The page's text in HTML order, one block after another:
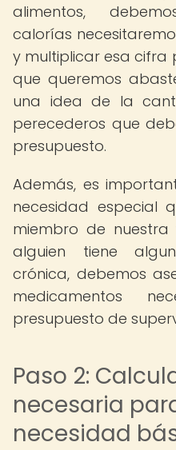
alimentos,
calorías
y multiplicar esa
que queremos
una idea de la
perecederos que
presupuesto.
Además, es
necesidad especial
miembro de nuestra
alguien tiene
crónica, debemos
medicamentos
presupuesto de
Paso 2:
necesaria
necesidad